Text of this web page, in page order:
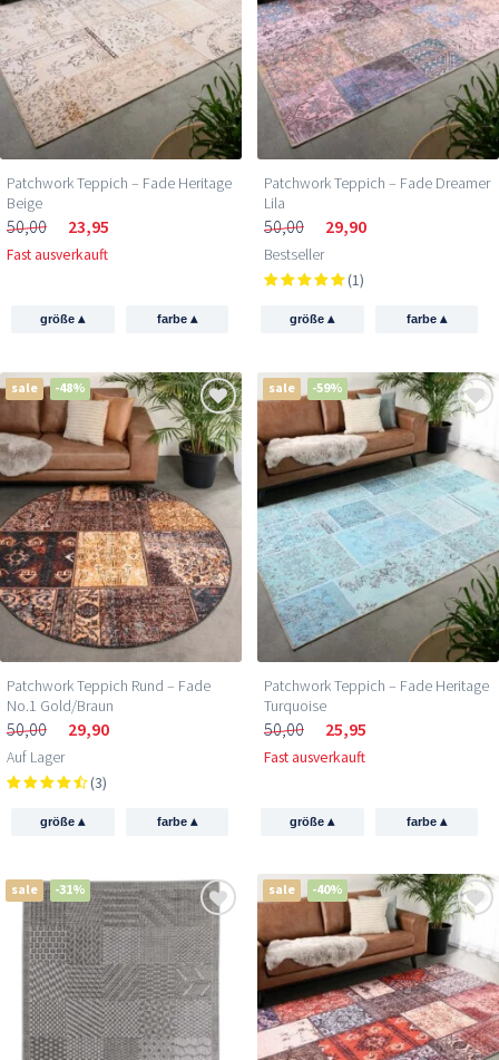
Patchwork Teppich – Fade Heritage
Beige
50,00 23,95
Fast ausverkauft
größe▴ farbe ▴
Patchwork Teppich – Fade Dreamer
Lila
50,00 29,90
Bestseller
(1)
größe▴ farbe ▴
sale -48%
Patchwork Teppich Rund – Fade
No.1 Gold/Braun
50,00 29,90
Auf Lager
(3)
größe▴ farbe ▴
sale -59%
Patchwork Teppich – Fade Heritage
Turquoise
50,00 25,95
Fast ausverkauft
größe▴ farbe ▴
sale -31% sale -40%